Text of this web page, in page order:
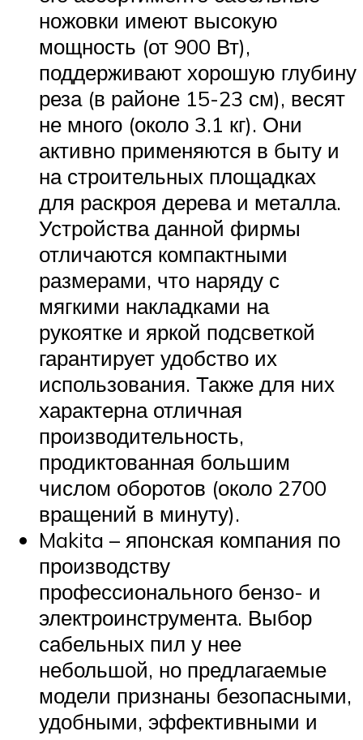
ножовки имеют высокую
мощность (от 900 Вт),
поддерживают хорошую глубину
реза (в районе 15-23 см), весят
не много (около 3.1 кг). Они
активно применяются в быту и
на строительных площадках
для раскроя дерева и металла.
Устройства данной фирмы
отличаются компактными
размерами, что наряду с
мягкими накладками на
рукоятке и яркой подсветкой
гарантирует удобство их
использования. Также для них
характерна отличная
производительность,
продиктованная большим
числом оборотов (около 2700
вращений в минуту).
Makita – японская компания по
производству
профессионального бензо- и
электроинструмента. Выбор
сабельных пил у нее
небольшой, но предлагаемые
модели признаны безопасными,
удобными, эффективными и